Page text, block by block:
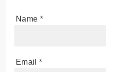
Name *
Email *